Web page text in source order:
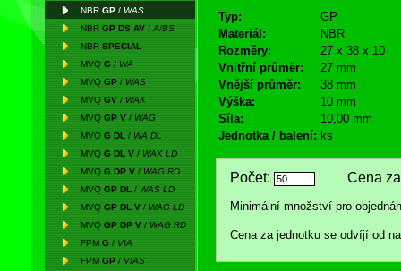
NBR GP / WAS
NBR GP DS AV / A/BS
NBR SPECIAL
MVQ G / WA
MVQ GP / WAS
MVQ GV / WAK
MVQ GP V / WAG
MVQ G DL / WA DL
MVQ G DL V / WAK LD
MVQ G DP V / WAG RD
MVQ GP DL / WAS LD
MVQ GP DL V / WAG LD
MVQ GP DP V / WAG RD
FPM G / VIA
FPM GP / VIAS
Typ:
GP
Materiál:
NBR
Rozměry:
27 x 38 x 10
Vnitřní průměr:
27 mm
Vnější průměr:
38 mm
Výška:
10 mm
Síla:
10,00 mm
Jednotka / balení: ks
Počet: Cena za
Minimální množství pro
Cena za jednotku se odvíjí od